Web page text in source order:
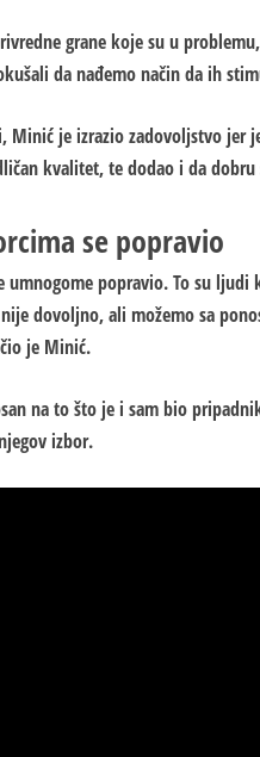
grane koje su u
da nađemo način da ih
Minić je izrazio zadovoljstvo jer
kvalitet, te dodao i da
se popravio
umnogome popravio. To su
dovoljno, ali možemo sa
je Minić.
na to što je i sam bio
izbor.